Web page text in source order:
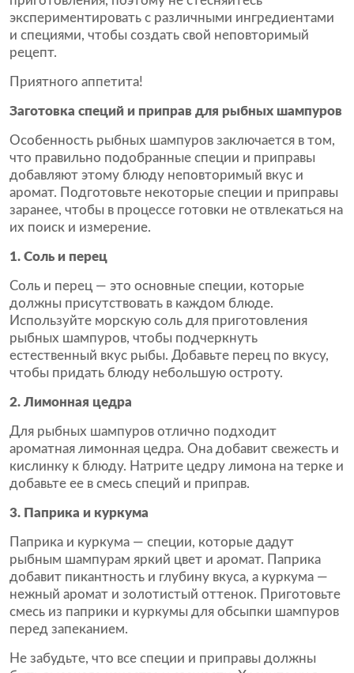
экспериментировать с различными ингредиентами
и специями, чтобы создать свой неповторимый
рецепт.
Приятного аппетита!
Заготовка специй и приправ для рыбных шампуров
Особенность рыбных шампуров заключается в том,
что правильно подобранные специи и приправы
добавляют этому блюду неповторимый вкус и
аромат. Подготовьте некоторые специи и приправы
заранее, чтобы в процессе готовки не отвлекаться на
их поиск и измерение.
1. Соль и перец
Соль и перец — это основные специи, которые
должны присутствовать в каждом блюде.
Используйте морскую соль для приготовления
рыбных шампуров, чтобы подчеркнуть
естественный вкус рыбы. Добавьте перец по вкусу,
чтобы придать блюду небольшую остроту.
2. Лимонная цедра
Для рыбных шампуров отлично подходит
ароматная лимонная цедра. Она добавит свежесть и
кислинку к блюду. Натрите цедру лимона на терке и
добавьте ее в смесь специй и приправ.
3. Паприка и куркума
Паприка и куркума — специи, которые дадут
рыбным шампурам яркий цвет и аромат. Паприка
добавит пикантность и глубину вкуса, а куркума —
нежный аромат и золотистый оттенок. Приготовьте
смесь из паприки и куркумы для обсыпки шампуров
перед запеканием.
Не забудьте, что все специи и приправы должны